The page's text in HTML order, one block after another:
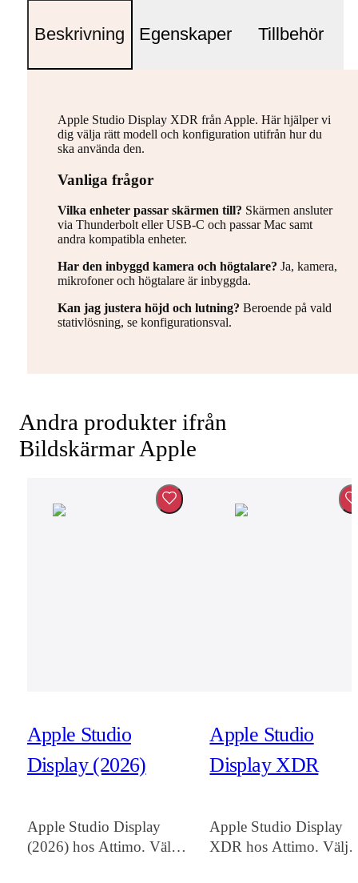
Beskrivning Egenskaper Tillbehör
Apple Studio Display XDR från Apple. Här hjälper vi
dig välja rätt modell och konfiguration utifrån hur du
ska använda den.
Vanliga frågor
Vilka enheter passar skärmen till? Skärmen ansluter
via Thunderbolt eller USB-C och passar Mac samt
andra kompatibla enheter.
Har den inbyggd kamera och högtalare? Ja, kamera,
mikrofoner och högtalare är inbyggda.
Kan jag justera höjd och lutning? Beroende på vald
stativlösning, se konfigurationsval.
Andra produkter ifrån
Bildskärmar Apple
Apple Studio
Display (2026)
Apple Studio Display
(2026) hos Attimo. Välj
Apple Studio
Display XDR
Apple Studio Display
XDR hos Attimo. Välj